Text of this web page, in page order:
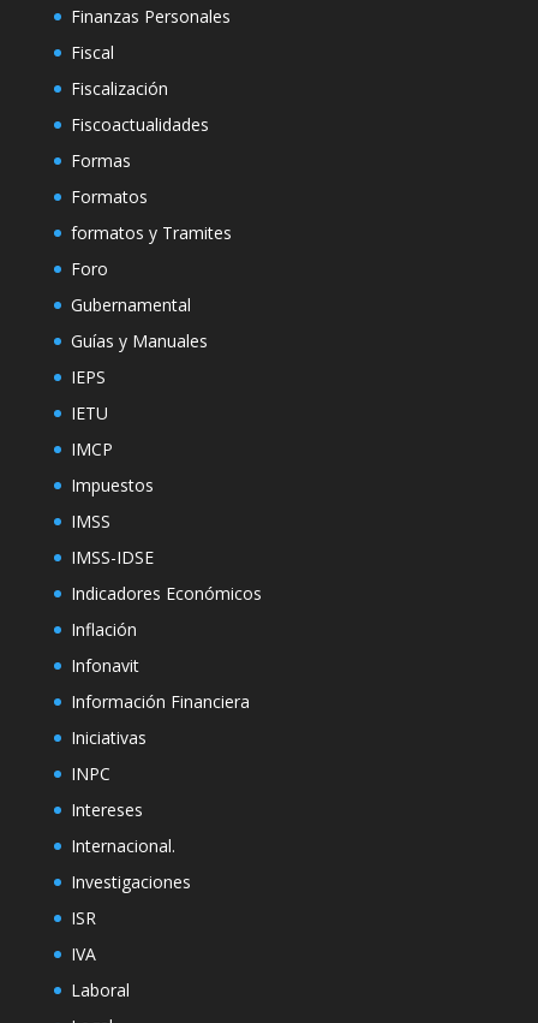
Finanzas Personales
Fiscal
Fiscalización
Fiscoactualidades
Formas
Formatos
formatos y Tramites
Foro
Gubernamental
Guías y Manuales
IEPS
IETU
IMCP
Impuestos
IMSS
IMSS-IDSE
Indicadores Económicos
Inflación
Infonavit
Información Financiera
Iniciativas
INPC
Intereses
Internacional.
Investigaciones
ISR
IVA
Laboral